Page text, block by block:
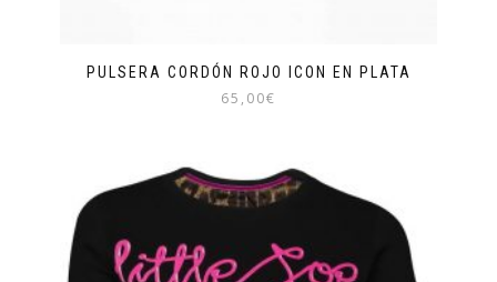
PULSERA CORDÓN ROJO ICON EN PLATA
65,00€